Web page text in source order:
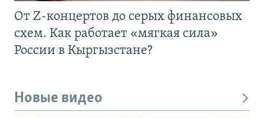
От Z-концертов до серых финансовых
схем. Как работает «мягкая сила»
России в Кыргызстане?
Новые видео